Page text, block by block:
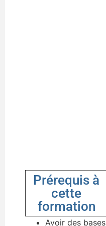
Prérequis à
cette
formation
Avoir des bases